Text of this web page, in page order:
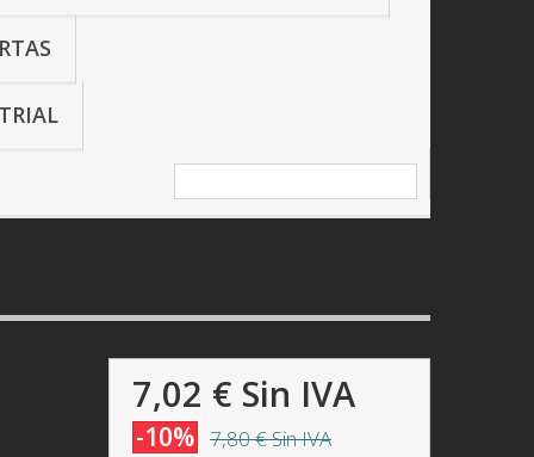
7,02 € Sin IVA
-10% 7,80 €Sin IVA